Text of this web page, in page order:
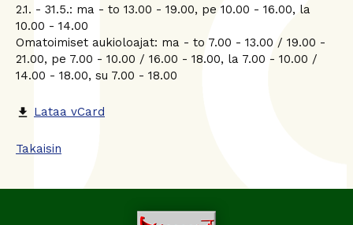
2.1. - 31.5.: ma - to 13.00 - 19.00, pe 10.00 - 16.00, la
10.00 - 14.00
Omatoimiset aukioloajat: ma - to 7.00 - 13.00 / 19.00 -
21.00, pe 7.00 - 10.00 / 16.00 - 18.00, la 7.00 - 10.00 /
14.00 - 18.00, su 7.00 - 18.00
file_download Lataa vCard
Takaisin